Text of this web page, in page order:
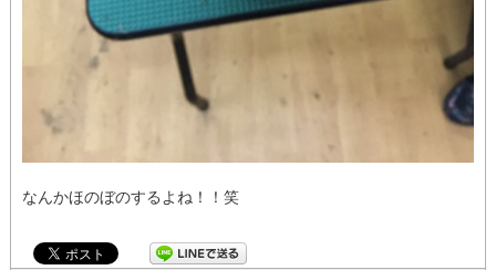
なんかほのぼのするよね！！笑